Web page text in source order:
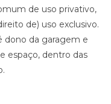
de uso privativo,
de) uso exclusivo.
dono da garagem e
espaço, dentro das